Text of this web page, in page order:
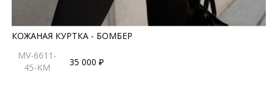
КОЖАНАЯ КУРТКА - БОМБЕР
MV-6611-
45-KM
35 000 ₽